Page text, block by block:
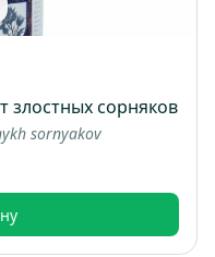
злостных сорняков
sornyakov